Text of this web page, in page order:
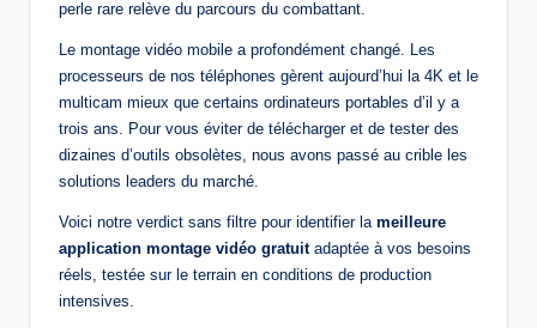
perle rare relève du parcours du combattant.
Le montage vidéo mobile a profondément changé. Les
processeurs de nos téléphones gèrent aujourd’hui la 4K et le
multicam mieux que certains ordinateurs portables d’il y a
trois ans. Pour vous éviter de télécharger et de tester des
dizaines d’outils obsolètes, nous avons passé au crible les
solutions leaders du marché.
Voici notre verdict sans filtre pour identifier la meilleure
application montage vidéo gratuitadaptée à vos besoins
réels, testée sur le terrain en conditions de production
intensives.